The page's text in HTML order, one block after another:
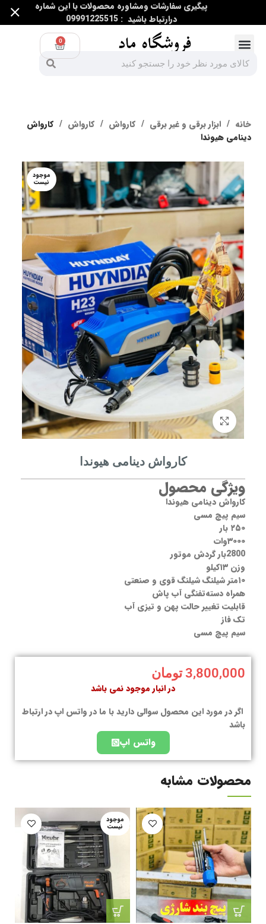
0
خانه ابزار برقی و غیر برقی کارواش کارواش
کارواش
دینامی هیوندا
موجود
نیست
برای بزرگنمایی کلیک کنید
کارواش دینامی هیوندا
ویژگی محصول
کارواش دینامی هیوندا
سیم پیچ مسی
۲۵۰ بار
۳۰۰۰وات
2800بار گردش موتور
وزن ۱۳کیلو
۱۰متر شیلنگ شیلنگ قوی و صنعتی
همراه دستەتفنگی آب پاش
قابلیت تغییر حالت پهن و تیزی آب
تک فاز
سیم پیچ مسی
3,800,000 تومان
در انبار موجود نمی باشد
اگر در مورد این محصول سوالی دارید با ما در واتس اپ در ارتباط
باشد
واتس اپ
محصولات مشابه
موجود
نیست
پیگیری سفارشات ومشاوره محصولات با این شماره
درارتباط باشید : 09991225515